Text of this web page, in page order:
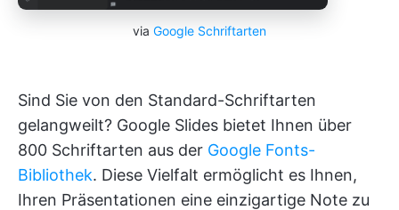
via Google Schriftarten
Sind Sie von den Standard-Schriftarten
gelangweilt? Google Slides bietet Ihnen über
800 Schriftarten aus der Google Fonts-
Bibliothek. Diese Vielfalt ermöglicht es Ihnen,
Ihren Präsentationen eine einzigartige Note zu